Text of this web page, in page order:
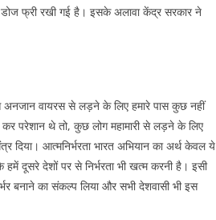
डोज फ्री रखी गई है। इसके अलावा केंद्र सरकार ने
अनजान वायरस से लड़ने के लिए हमारे पास कुछ नहीं
परेशान थे तो, कुछ लोग महामारी से लड़ने के लिए
दिया। आत्मनिर्भरता भारत अभियान का अर्थ केवल ये
दूसरे देशों पर से निर्भरता भी खत्म करनी है। इसी
बनाने का संकल्प लिया और सभी देशवासी भी इस